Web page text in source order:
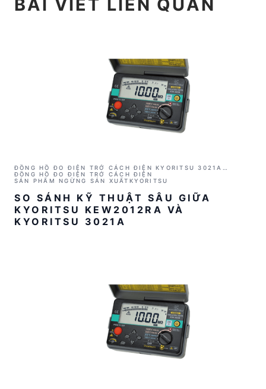
BÀI VIẾT LIÊN QUAN
ĐỒNG HỒ ĐO ĐIỆN TRỞ CÁCH ĐIỆN KYORITSU 3021A
(1000V/2GΩ)
ĐỒNG HỒ ĐO ĐIỆN TRỞ CÁCH ĐIỆN
SẢN PHẨM NGỪNG SẢN XUẤT KYORITSU
SO SÁNH KỸ THUẬT SÂU GIỮA
KYORITSU KEW2012RA VÀ
KYORITSU 3021A